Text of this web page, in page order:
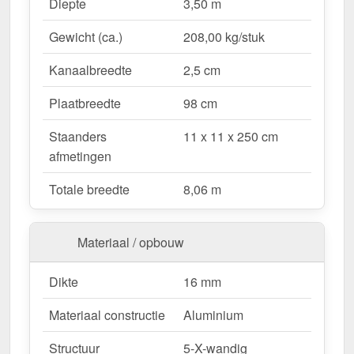
RAL 9016?
Duurzaam & stabiel
– Hoogwaardige Aluminium
constructie voor maximale weersbestendigheid.
Effectieve bescherming tegen weersinvloeden
– Bestendige Polycarbonaat dakbedekking
beschermt tegen regen & UV-straling.
Robuust voor alle weersomstandigheden
Beschikbaar voor sneeuwzone 1 (0,65 kN/m²),
ideaal voor verschillende klimatologische
omstandigheden.
Optimale lichttransmissie– Heldere &
vriendelijke sfeer met ongeveer 70 %
lichttransmissie.
Geïntegreerde dakgoot– Waterafvoer via de
verborgen goot, esthetisch & functioneel.
Ruimtebesparend design– Met slechts 3
berichten blijft uw terras open & ruimtelijk.
Diepte
3,50 m
Gewicht (ca.)
208,00 kg/stuk
Kanaalbreedte
2,5 cm
Plaatbreedte
98 cm
Staanders
afmetingen
11 x 11 x 250 cm
Totale breedte 8,06 m
Materiaal / opbouw
Dikte
16 mm
Materiaal constructie
Aluminium
Structuur
5-X-wandig